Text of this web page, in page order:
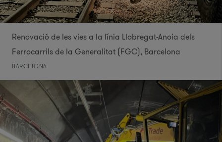
Renovació de les vies a la línia Llobregat-Anoia dels
Ferrocarrils de la Generalitat (FGC), Barcelona
BARCELONA